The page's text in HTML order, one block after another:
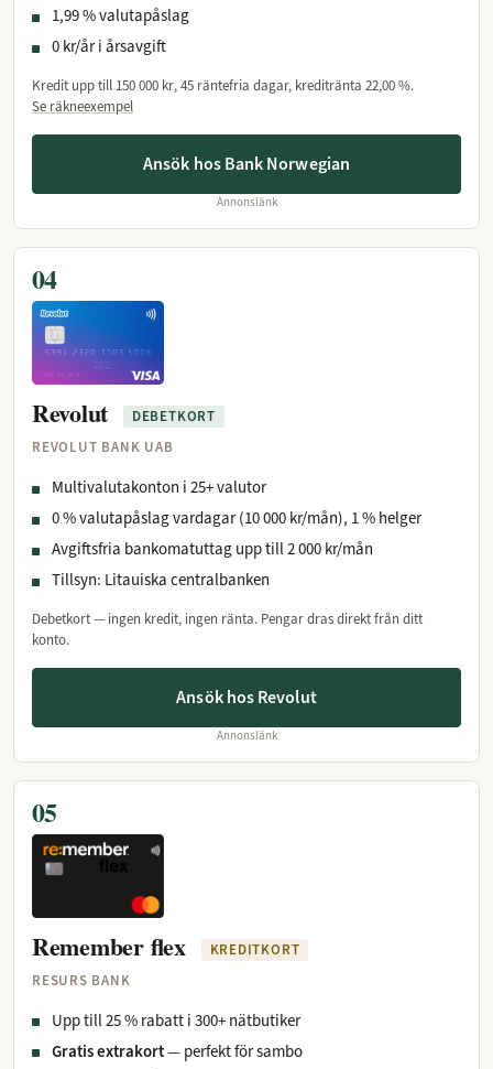
1,99 % valutapåslag
0 kr/år i årsavgift
Kredit upp till 150 000 kr, 45 räntefria dagar, kreditränta 22,00 %.
Se räkneexempel
Ansök hos Bank Norwegian
Annonslänk
04
Revolut
DEBETKORT
REVOLUT BANK UAB
Multivalutakonton i 25+ valutor
0 % valutapåslag vardagar (10 000 kr/mån), 1 % helger
Avgiftsfria bankomatuttag upp till 2 000 kr/mån
Tillsyn: Litauiska centralbanken
Debetkort — ingen kredit, ingen ränta. Pengar dras direkt från ditt
konto.
Ansök hos Revolut
Annonslänk
05
Remember flex
KREDITKORT
RESURS BANK
Upp till 25 % rabatt i 300+ nätbutiker
Gratis extrakort— perfekt för sambo